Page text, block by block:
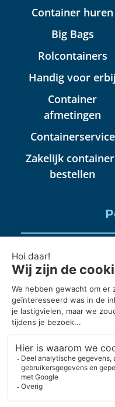
Container huren
Big Bags
Rolcontainers
Handig voor erbij
Container
afmetingen
Containerservice
Zakelijk
bestellen
Huisraad
Puinbak
20 kuub